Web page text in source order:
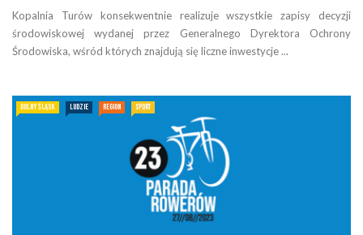
Kopalnia Turów konsekwentnie realizuje wszystkie zapisy decyzji
środowiskowej wydanej przez Generalnego Dyrektora Ochrony
Środowiska, wśród których znajdują się liczne inwestycje ...
DOLNY ŚLĄSK LUDZIE REGION SPORT